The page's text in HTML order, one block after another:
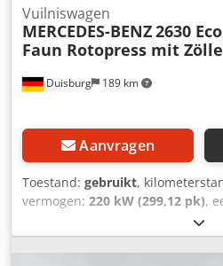
Duisburg 189 km
Vuilniswagen
MERCEDES-BENZ2630
Faun Rotopress mit
Aanvragen
Toestand: gebruikt,
vermogen: 220 kW (299,12 pk),
,
asconfiguratie:3 assen,
wit, soort overbrenging: